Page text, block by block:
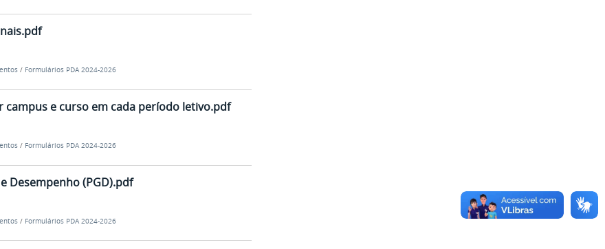
/ Formulários PDA 2024-2026
campus e curso em cada período letivo.pdf
/ Formulários PDA 2024-2026
Desempenho (PGD).pdf
/ Formulários PDA 2024-2026